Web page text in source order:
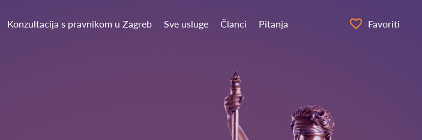
Konzultacija s pravnikom u Zagreb Sve usluge Članci Pitanja Favoriti